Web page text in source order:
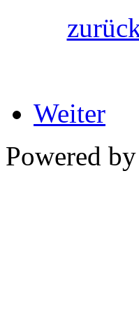
Weiter
Powered by